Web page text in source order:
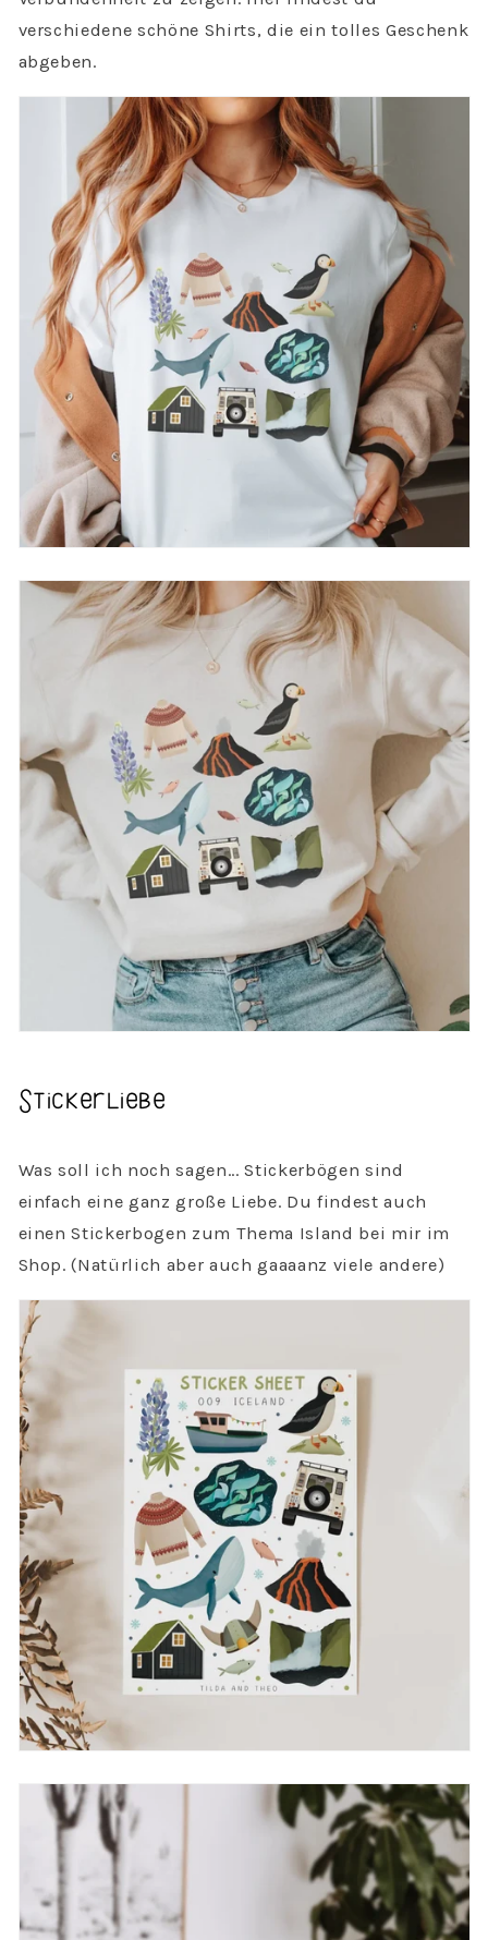
verschiedene schöne Shirts, die ein tolles Geschenk
abgeben.
Stickerliebe
Was soll ich noch sagen... Stickerbögen sind
einfach eine ganz große Liebe. Du findest auch
einen Stickerbogen zum Thema Island bei mir im
Shop. (Natürlich aber auch gaaaanz viele andere)